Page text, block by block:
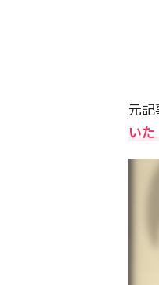
元記
いた